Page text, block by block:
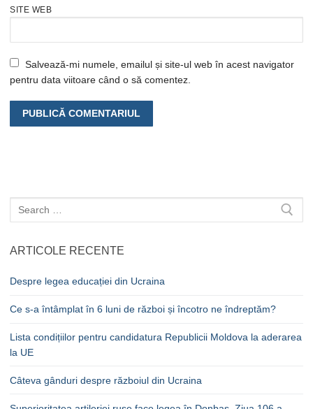
SITE WEB
Salvează-mi numele, emailul și site-ul web în acest navigator
pentru data viitoare când o să comentez.
Caută
după:
ARTICOLE RECENTE
Despre legea educației din Ucraina
Ce s-a întâmplat în 6 luni de război și încotro ne îndreptăm?
Lista condițiilor pentru candidatura Republicii Moldova la aderarea
la UE
Câteva gânduri despre războiul din Ucraina